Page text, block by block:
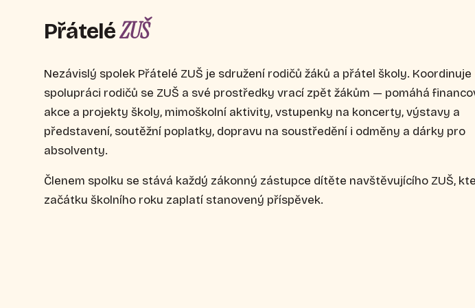
PřáteléZUŠ
Nezávislý spolek Přátelé ZUŠ je sdružení rodičů žáků a přátel školy. Koordinuje
spolupráci rodičů se ZUŠ a své prostředky vrací zpět žákům — pomáhá
akce a projekty školy, mimoškolní aktivity, vstupenky na koncerty, výstavy a
představení, soutěžní poplatky, dopravu na soustředění i odměny a dárky pro
absolventy.
Členem spolku se stává každý zákonný zástupce dítěte navštěvujícího ZUŠ,
začátku školního roku zaplatí stanovený příspěvek.